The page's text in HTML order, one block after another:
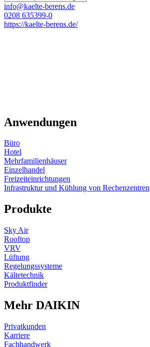
info@kaelte-berens.de
0208 635399-0
https://kaelte-berens.de/
Anwendungen
Büro
Hotel
Mehrfamilienhäuser
Einzelhandel
Freizeiteinrichtungen
Infrastruktur und Kühlung von Rechenzentren
Produkte
Sky Air
Rooftop
VRV
Lüftung
Regelungssysteme
Kältetechnik
Produktfinder
Mehr DAIKIN
Privatkunden
Karriere
Fachhandwerk